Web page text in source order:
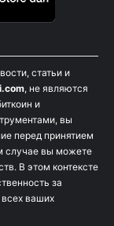
статьи и
, не являются
и
вы
перед принятием
случае вы можете
В этом контексте
за
всех ваших